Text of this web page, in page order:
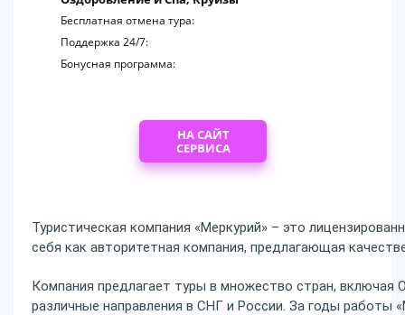
Бесплатная отмена тура:
Поддержка 24/7:
Бонусная программа:
НА САЙТ
СЕРВИСА
Туристическая компания «Меркурий» – это
себя как авторитетная компания, предлагающая
Компания предлагает туры в множество стран,
различные направления в СНГ и России. За годы работы